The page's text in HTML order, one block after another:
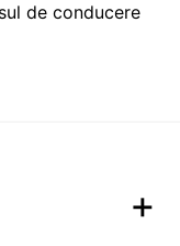
de conducere